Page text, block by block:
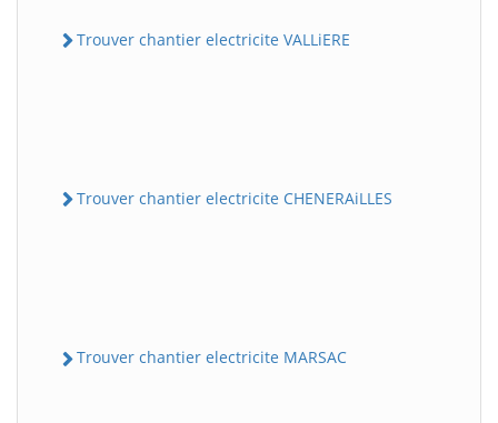
Trouver chantier electricite VALLiERE
Trouver chantier electricite CHENERAiLLES
Trouver chantier electricite MARSAC